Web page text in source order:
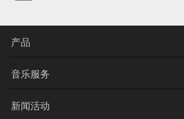
产品
音乐服务
新闻活动